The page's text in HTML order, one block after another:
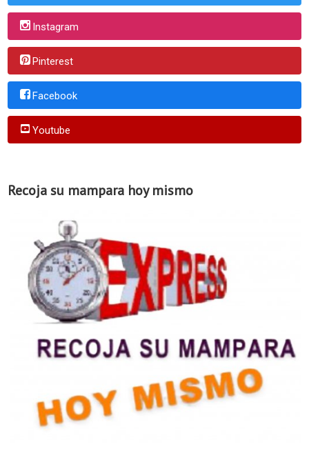
Instagram
Pinterest
Facebook
Youtube
Recoja su mampara hoy mismo